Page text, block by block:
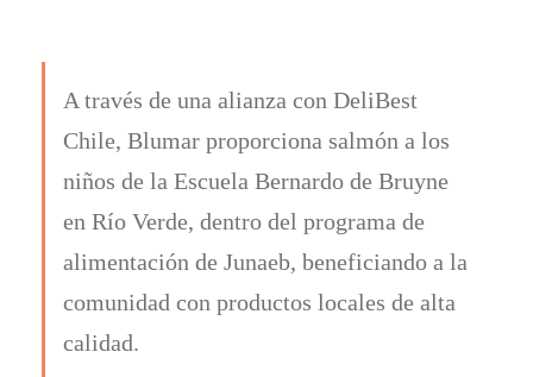
A través de una alianza con DeliBest
Chile, Blumar proporciona salmón a los
niños de la Escuela Bernardo de Bruyne
en Río Verde, dentro del programa de
alimentación de Junaeb, beneficiando a la
comunidad con productos locales de alta
calidad.